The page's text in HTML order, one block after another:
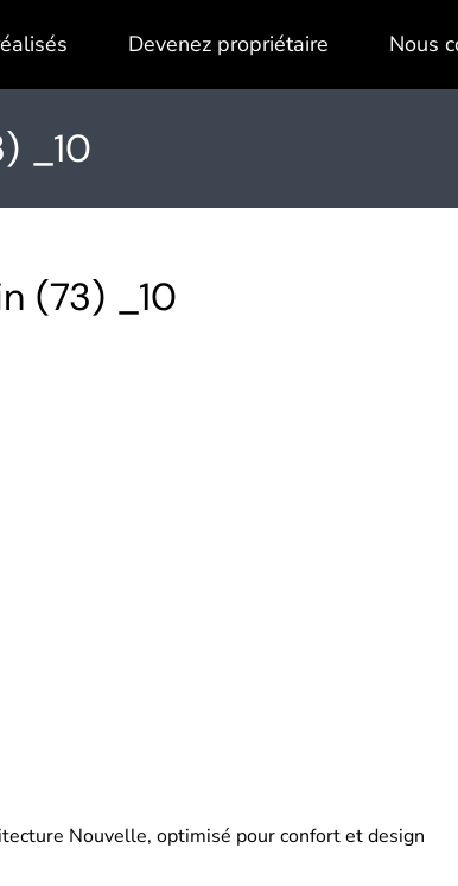
Devenez propriétaire Nous
_10
(73) _10
Nouvelle, optimisé pour confort et design